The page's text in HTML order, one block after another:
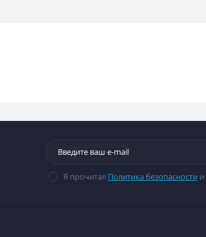
Я прочитал Политика безопасности и